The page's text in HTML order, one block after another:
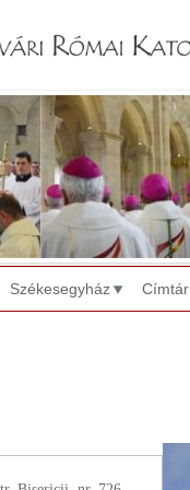
Székesegyház Címtár